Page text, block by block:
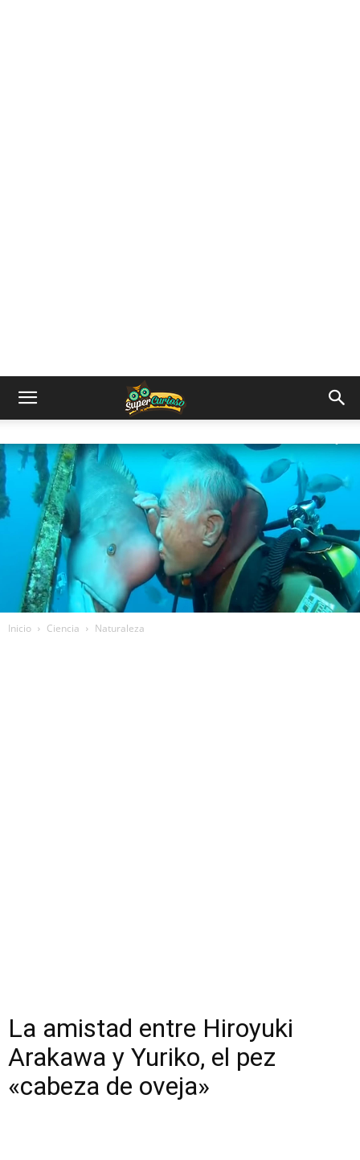
Inicio Ciencia Naturaleza
La amistad entre Hiroyuki
Arakawa y Yuriko, el pez
«cabeza de oveja»